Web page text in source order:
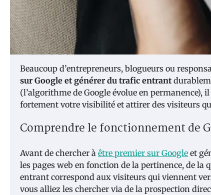
Beaucoup d’entrepreneurs, blogueurs ou
sur Google et générer du trafic entrant
(l’algorithme de Google évolue en
fortement votre visibilité et attirer des visiteurs
Comprendre le fonctionnement de
Avant de chercher à être premier sur Google et
les pages web en fonction de la pertinence, de
entrant correspond aux visiteurs qui viennent
vous alliez les chercher via de la prospection